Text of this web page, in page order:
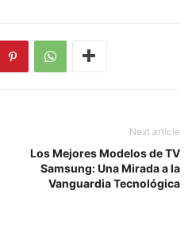
Next article
Los Mejores Modelos de TV
Samsung: Una Mirada a la
Vanguardia Tecnológica